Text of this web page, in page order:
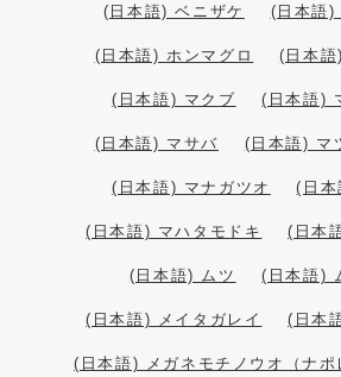
(日本語) ベニザケ (日本語)
(日本語) ホンマグロ (日本語
(日本語) マクブ (日本語)
(日本語) マサバ (日本語) マ
(日本語) マナガツオ (日本
(日本語) マハタモドキ (日本
(日本語) ムツ (日本語)
(日本語) メイタガレイ (日本
(日本語) メガネモチノウオ（ナポ